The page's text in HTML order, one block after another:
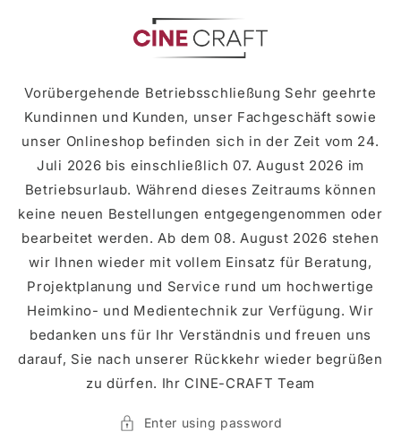
Vorübergehende Betriebsschließung Sehr geehrte
Kundinnen und Kunden, unser Fachgeschäft sowie
unser Onlineshop befinden sich in der Zeit vom 24.
Juli 2026 bis einschließlich 07. August 2026 im
Betriebsurlaub. Während dieses Zeitraums können
keine neuen Bestellungen entgegengenommen oder
bearbeitet werden. Ab dem 08. August 2026 stehen
wir Ihnen wieder mit vollem Einsatz für Beratung,
Projektplanung und Service rund um hochwertige
Heimkino- und Medientechnik zur Verfügung. Wir
bedanken uns für Ihr Verständnis und freuen uns
darauf, Sie nach unserer Rückkehr wieder begrüßen
zu dürfen. Ihr CINE-CRAFT Team
Enter using password